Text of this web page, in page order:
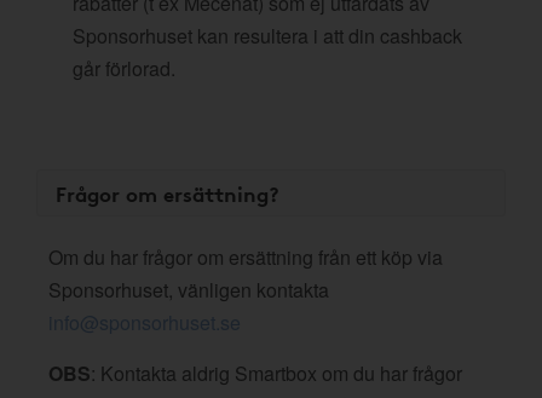
Sponsorhuset kan resultera i att din cashback
går förlorad.
Frågor om ersättning?
Om du har frågor om ersättning från ett köp via
Sponsorhuset, vänligen kontakta
info@sponsorhuset.se
OBS: Kontakta aldrig Smartbox om du har frågor